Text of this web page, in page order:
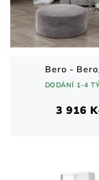
Bero -
DODÁNÍ 1-4
3 916